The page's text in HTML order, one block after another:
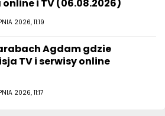
i TV (06.08.2026)
2026, 11:19
Agdam gdzie
TV i serwisy online
2026, 11:17